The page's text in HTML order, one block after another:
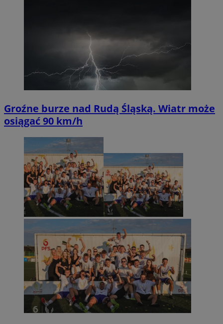
Groźne burze nad Rudą Śląską. Wiatr może
osiągać 90 km/h